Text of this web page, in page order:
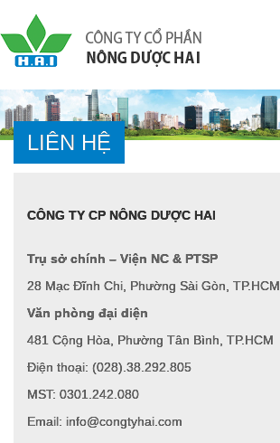
LIÊN HỆ
CÔNG TY CP NÔNG DƯỢC HAI
Trụ sở chính – Viện NC & PTSP
28 Mạc Đĩnh Chi, Phường Sài Gòn, TP.HCM
Văn phòng đại diện
481 Cộng Hòa, Phường Tân Bình, TP.HCM
Điện thoại: (028).38.292.805
MST: 0301.242.080
Email: info@congtyhai.com